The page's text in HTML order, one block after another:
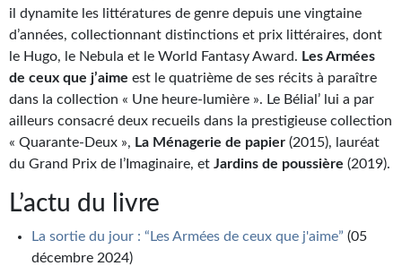
À paraître
Revue de presse
Récompenses
Newsletter
Le Bélial' sur Youtube
LE BLOG BIFROST
Tous les articles
il dynamite les littératures de genre depuis une vingtaine
d’années, collectionnant distinctions et prix littéraires, dont
le Hugo, le Nebula et le World Fantasy Award. Les Armées
de ceux que j’aime est le quatrième de ses récits à paraître
dans la collection « Une heure-lumière ». Le Bélial’ lui a par
ailleurs consacré deux recueils dans la prestigieuse collection
« Quarante-Deux », La Ménagerie de papier (2015), lauréat
du Grand Prix de l’Imaginaire, et Jardins de poussière (2019).
L’actu du livre
La sortie du jour : “Les Armées de ceux que j'aime” (05
décembre 2024)